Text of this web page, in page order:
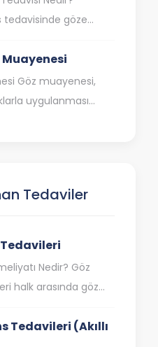
tedavisinde göze
tek tedavi
tedavisidir. Bu
herhangi…
Muayenesi
Göz muayenesi,
uygulanması
Tedaviler
Tedavileri
Nedir? Göz
halk arasında göz
tabaka olan
Tedavileri (Akıllı